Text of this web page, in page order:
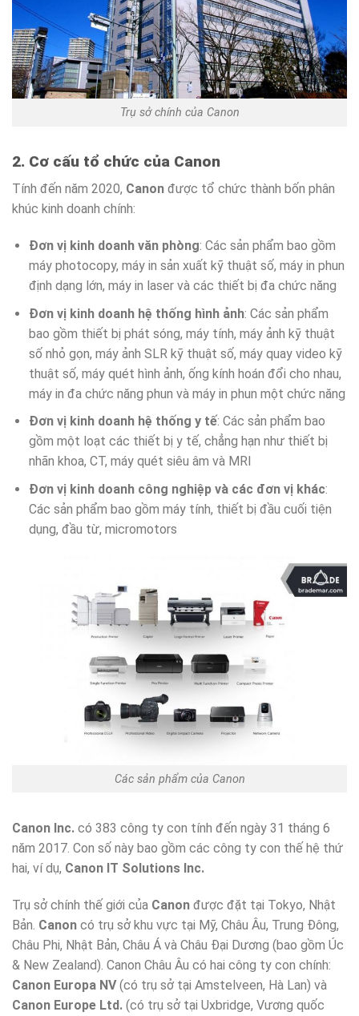
Trụ sở chính của Canon
2. Cơ cấu tổ chức của Canon
Tính đến năm 2020, Canon được tổ chức thành bốn phân
khúc kinh doanh chính:
Đơn vị kinh doanh văn phòng: Các sản phẩm bao gồm
máy photocopy, máy in sản xuất kỹ thuật số, máy in phun
định dạng lớn, máy in laser và các thiết bị đa chức năng
Đơn vị kinh doanh hệ thống hình ảnh: Các sản phẩm
bao gồm thiết bị phát sóng, máy tính, máy ảnh kỹ thuật
số nhỏ gọn, máy ảnh SLR kỹ thuật số, máy quay video kỹ
thuật số, máy quét hình ảnh, ống kính hoán đổi cho nhau,
máy in đa chức năng phun và máy in phun một chức năng
Đơn vị kinh doanh hệ thống y tế: Các sản phẩm bao
gồm một loạt các thiết bị y tế, chẳng hạn như thiết bị
nhãn khoa, CT, máy quét siêu âm và MRI
Đơn vị kinh doanh công nghiệp và các đơn vị khác:
Các sản phẩm bao gồm máy tính, thiết bị đầu cuối tiện
dụng, đầu từ, micromotors
Các sản phẩm của Canon
Canon Inc. có 383 công ty con tính đến ngày 31 tháng 6
năm 2017. Con số này bao gồm các công ty con thế hệ thứ
hai, ví dụ, Canon IT Solutions Inc.
Trụ sở chính thế giới của Canon được đặt tại Tokyo, Nhật
Bản. Canon có trụ sở khu vực tại Mỹ, Châu Âu, Trung Đông,
Châu Phi, Nhật Bản, Châu Á và Châu Đại Dương (bao gồm Úc
& New Zealand). Canon Châu Âu có hai công ty con chính:
Canon Europa NV(có trụ sở tại Amstelveen, Hà Lan) và
Canon Europe Ltd. (có trụ sở tại Uxbridge, Vương quốc